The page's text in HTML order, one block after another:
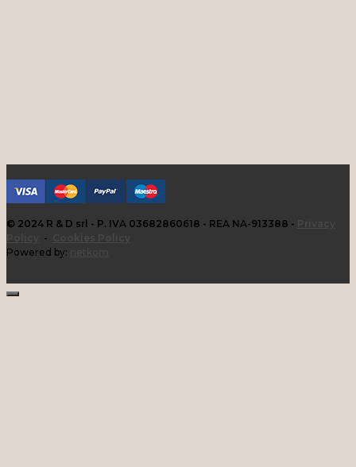
© 2024 R & D srl - P. IVA 03682860618 - REA NA-913388 -
-
Powered by: